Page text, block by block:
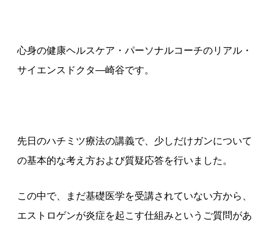
心身の健康ヘルスケア・パーソナルコーチのリアル・
サイエンスドクタ—崎谷です。
先日のハチミツ療法の講義で、少しだけガンについて
の基本的な考え方および質疑応答を行いました。
この中で、まだ基礎医学を受講されていない方から、
エストロゲンが炎症を起こす仕組みというご質問があ